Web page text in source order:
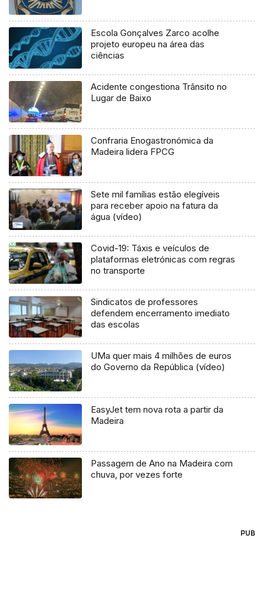
Escola Gonçalves Zarco acolhe
projeto europeu na área das
ciências
Acidente congestiona Trânsito no
Lugar de Baixo
Confraria Enogastronómica da
Madeira lidera FPCG
Sete mil famílias estão elegíveis
para receber apoio na fatura da
água (vídeo)
Covid-19: Táxis e veículos de
plataformas eletrónicas com regras
no transporte
Sindicatos de professores
defendem encerramento imediato
das escolas
UMa quer mais 4 milhões de euros
do Governo da República (vídeo)
EasyJet tem nova rota a partir da
Madeira
Passagem de Ano na Madeira com
chuva, por vezes forte
PUB